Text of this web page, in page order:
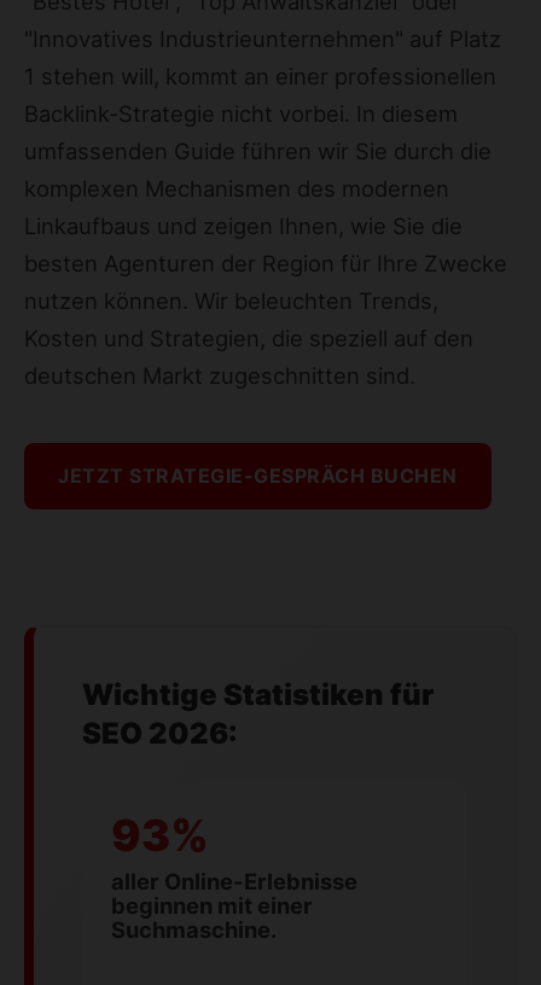
"Innovatives Industrieunternehmen" auf Platz
1 stehen will, kommt an einer professionellen
Backlink-Strategie nicht vorbei. In diesem
umfassenden Guide führen wir Sie durch die
komplexen Mechanismen des modernen
Linkaufbaus und zeigen Ihnen, wie Sie die
besten Agenturen der Region für Ihre Zwecke
nutzen können. Wir beleuchten Trends,
Kosten und Strategien, die speziell auf den
deutschen Markt zugeschnitten sind.
JETZT STRATEGIE-GESPRÄCH BUCHEN
Wichtige Statistiken für
SEO 2026:
93%
aller Online-Erlebnisse
beginnen mit einer
Suchmaschine.